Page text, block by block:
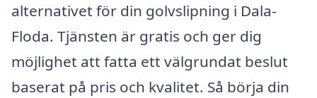
alternativet för din golvslipning i Dala-
Floda. Tjänsten är gratis och ger dig
möjlighet att fatta ett välgrundat beslut
baserat på pris och kvalitet. Så börja din